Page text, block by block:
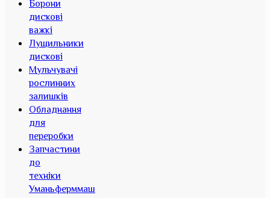
Борони
дискові
важкі
Лущильники
дискові
Мульчувачі
рослинних
залишків
Обладнання
для
переробки
Запчастини
до
техніки
Уманьферммаш